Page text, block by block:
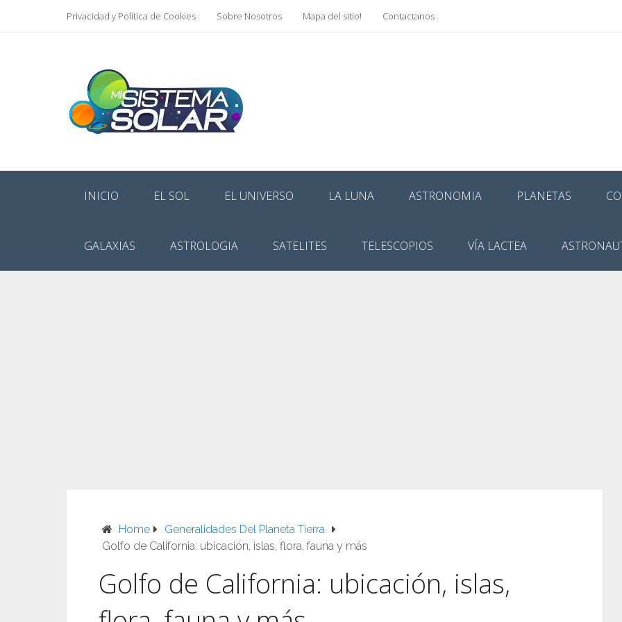
Privacidad y Política de Cookies Sobre Nosotros Mapa del sitio! Contactanos
INICIO EL SOL EL UNIVERSO LA LUNA ASTRONOMIA PLANETAS
GALAXIAS ASTROLOGIA SATELITES TELESCOPIOS VÍA LACTEA
Home
Generalidades Del Planeta Tierra
Golfo de California: ubicación, islas, flora, fauna y más
Golfo de California: ubicación, islas,